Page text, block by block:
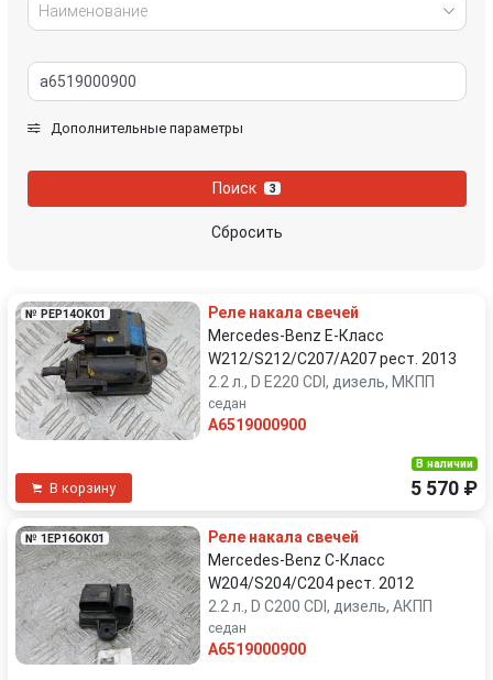
MAN Mazda
Mercedes-Benz MG
Mini
Nissan
Peugeot Porsche
Proton Renault
Rover
Наименование
Дополнительные параметры
Поиск 3
Сбросить
№ PEP14OK01
Реле накала свечей
Mercedes-Benz E-Класс
W212/S212/C207/A207 рест. 2013
2.2 л., D E220 CDI, дизель, МКПП
седан
A6519000900
В корзину
В наличии
5 570 ₽
№ 1EP16OK01
Реле накала свечей
Mercedes-Benz C-Класс
W204/S204/C204 рест. 2012
2.2 л., D C200 CDI, дизель, АКПП
седан
A6519000900